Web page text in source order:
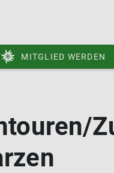
MITGLIED WERDEN